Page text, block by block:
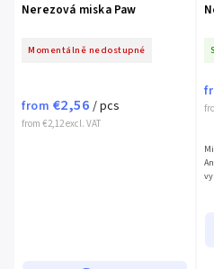
Nerezová miska Paw
Momentálně nedostupné
from €2,12 excl. VAT
from €2,56 / pcs